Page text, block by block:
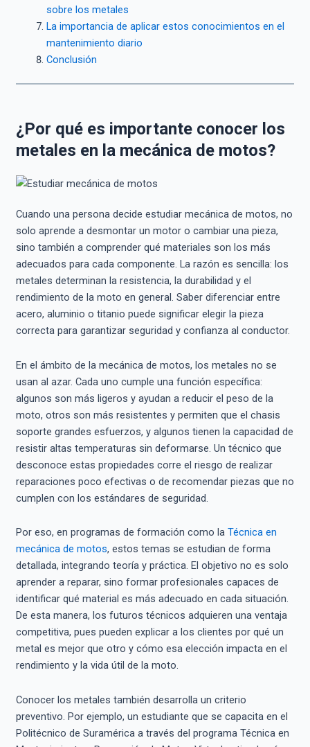
sobre los metales
La importancia de aplicar estos conocimientos en el
mantenimiento diario
Conclusión
¿Por qué es importante conocer los
metales en la mecánica de motos?
Cuando una persona decide estudiar mecánica de motos, no
solo aprende a desmontar un motor o cambiar una pieza,
sino también a comprender qué materiales son los más
adecuados para cada componente. La razón es sencilla: los
metales determinan la resistencia, la durabilidad y el
rendimiento de la moto en general. Saber diferenciar entre
acero, aluminio o titanio puede significar elegir la pieza
correcta para garantizar seguridad y confianza al conductor.
En el ámbito de la mecánica de motos, los metales no se
usan al azar. Cada uno cumple una función específica:
algunos son más ligeros y ayudan a reducir el peso de la
moto, otros son más resistentes y permiten que el chasis
soporte grandes esfuerzos, y algunos tienen la capacidad de
resistir altas temperaturas sin deformarse. Un técnico que
desconoce estas propiedades corre el riesgo de realizar
reparaciones poco efectivas o de recomendar piezas que no
cumplen con los estándares de seguridad.
Por eso, en programas de formación como la Técnica en
mecánica de motos, estos temas se estudian de forma
detallada, integrando teoría y práctica. El objetivo no es solo
aprender a reparar, sino formar profesionales capaces de
identificar qué material es más adecuado en cada situación.
De esta manera, los futuros técnicos adquieren una ventaja
competitiva, pues pueden explicar a los clientes por qué un
metal es mejor que otro y cómo esa elección impacta en el
rendimiento y la vida útil de la moto.
Conocer los metales también desarrolla un criterio
preventivo. Por ejemplo, un estudiante que se capacita en el
Politécnico de Suramérica a través del programa Técnica en